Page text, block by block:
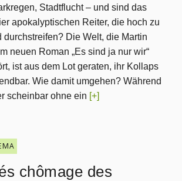
Stadtflucht – und sind das
apokalyptischen Reiter, die hoch zu
durchstreifen? Die Welt, die Martin
neuen Roman „Es sind ja nur wir“
ist aus dem Lot geraten, ihr Kollaps
Wie damit umgehen? Während
scheinbar ohne ein [+]
chômage des